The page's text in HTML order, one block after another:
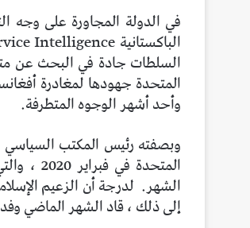
الباكستانية Interservice Intelligence.
السلطات جادة في البحث عن
المتحدة جهودها لمغادرة
وأحد أشهر الوجوه المتطرفة.
وبصفته رئيس المكتب السياسي
الشهر. لدرجة أن الزعيم
إلى ذلك ، قاد الشهر الماضي